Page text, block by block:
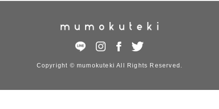
Copyright © mumokuteki All Rights Reserved.